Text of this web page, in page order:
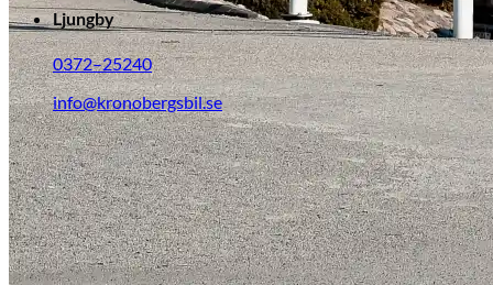
Ljungby
0372–25240
info@kronobergsbil.se